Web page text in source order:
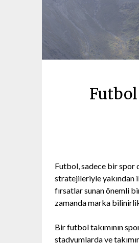
Futbol, sadece bir spor
stratejileriyle yakından
fırsatlar sunan önemli
zamanda marka
Bir futbol takımının
stadyumlarda ve